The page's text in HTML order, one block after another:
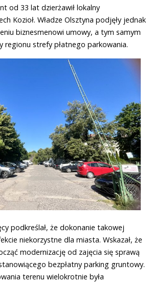
od 33 lat dzierżawił lokalny
Kozioł. Władze Olsztyna podjęły jednak
biznesmenowi umowy, a tym samym
regionu strefy płatnego parkowania.
podkreślał, że dokonanie takowej
niekorzystne dla miasta. Wskazał, że
modernizację od zajęcia się sprawą
bezpłatny parking gruntowy.
terenu wielokrotnie była